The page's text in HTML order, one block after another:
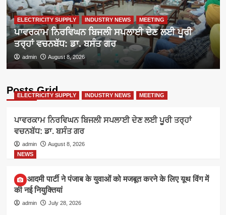
ELECTRICITY SUPPLY INDUSTRY NEWS MEETING
ਪਾਵਰਕਾਮ ਨਿਰਵਿਘਨ ਬਿਜਲੀ ਸਪਲਾਈ ਦੇਣ ਲਈ ਪੂਰੀ
ਤਰ੍ਹਾਂ ਵਚਨਬੱਧ: ਡਾ. ਬਸੰਤ ਗਰ
admin August 8, 2026
Posts Grid
ELECTRICITY SUPPLY INDUSTRY NEWS MEETING
ਪਾਵਰਕਾਮ ਨਿਰਵਿਘਨ ਬਿਜਲੀ ਸਪਲਾਈ ਦੇਣ ਲਈ ਪੂਰੀ ਤਰ੍ਹਾਂ
ਵਚਨਬੱਧ: ਡਾ. ਬਸੰਤ ਗਰ
admin
August 8, 2026
NEWS
आम आदमी पार्टी ने पंजाब के युवाओं को मजबूत करने के लिए यूथ विंग में
की नई नियुक्तियां
admin July 28, 2026